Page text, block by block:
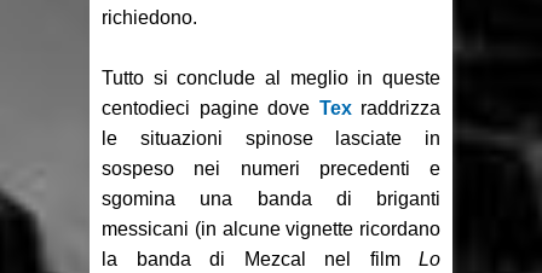
richiedono.
Tutto si conclude al meglio in queste
centodieci pagine dove Tex raddrizza
le situazioni spinose lasciate in
sospeso nei numeri precedenti e
sgomina una banda di briganti
messicani (in alcune vignette ricordano
la banda di Mezcal nel film Lo